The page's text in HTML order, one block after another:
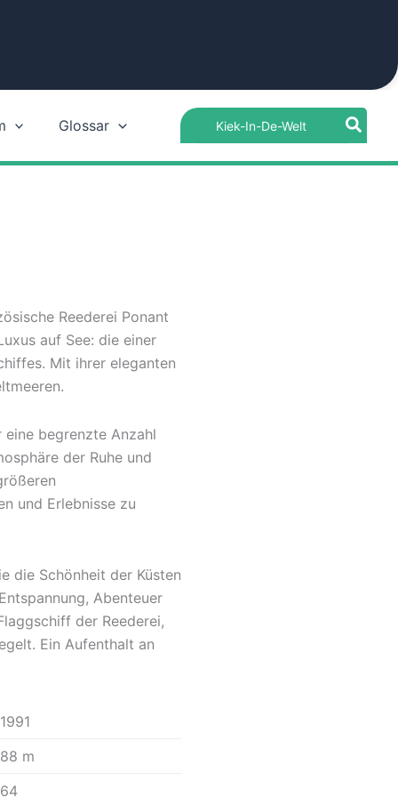
Glossar
Reederei Ponant
auf See: die einer
Mit ihrer eleganten
begrenzte Anzahl
der Ruhe und
und Erlebnisse zu
die Schönheit der Küsten
Abenteuer
der Reederei,
Ein Aufenthalt an
1991
88 m
64